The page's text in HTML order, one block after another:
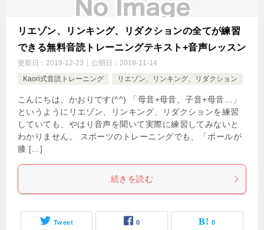
リエゾン、リンキング、リダクションの全てが練習
できる無料音読トレーニングテキスト+音声レッスン
更新日： 2019-12-23 公開日： 2018-11-14
Kaori式音読トレーニング
リエゾン、リンキング、リダクション
こんにちは、かおりです(^^) 「母音+母音、子音+母音…」
というようにリエゾン、リンキング、リダクションを練習
していても、やはり音声を聞いて実際に練習してみないと
わかりません。 スポーツのトレーニングでも、「ボールが
膝 […]
続きを読む
Tweet 0 0